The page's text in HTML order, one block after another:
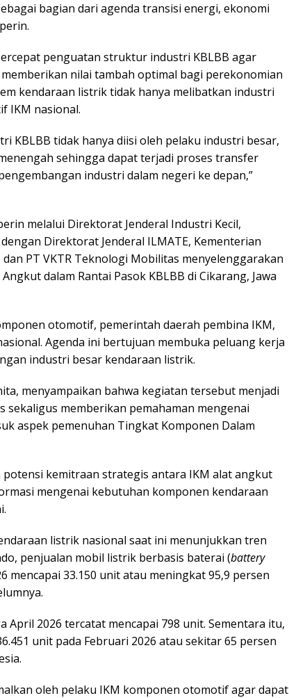
bagian dari agenda transisi energi, ekonomi
penguatan struktur industri KBLBB agar
nilai tambah optimal bagi perekonomian
kendaraan listrik tidak hanya melibatkan industri
IKM nasional.
KBLBB tidak hanya diisi oleh pelaku industri besar,
sehingga dapat terjadi proses transfer
industri dalam negeri ke depan,”
melalui Direktorat Jenderal Industri Kecil,
Direktorat Jenderal ILMATE, Kementerian
PT VKTR Teknologi Mobilitas menyelenggarakan
dalam Rantai Pasok KBLBB di Cikarang, Jawa
otomotif, pemerintah daerah pembina IKM,
Agenda ini bertujuan membuka peluang kerja
industri besar kendaraan listrik.
menyampaikan bahwa kegiatan tersebut menjadi
memberikan pemahaman mengenai
aspek pemenuhan Tingkat Komponen Dalam
kemitraan strategis antara IKM alat angkut
mengenai kebutuhan komponen kendaraan
listrik nasional saat ini menunjukkan tren
penjualan mobil listrik berbasis baterai (battery
mencapai 33.150 unit atau meningkat 95,9 persen
2026 tercatat mencapai 798 unit. Sementara itu,
unit pada Februari 2026 atau sekitar 65 persen
oleh pelaku IKM komponen otomotif agar dapat